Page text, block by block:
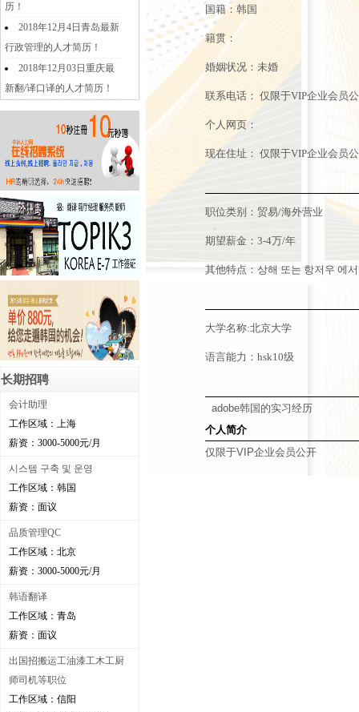
历！
2018年12月4日青岛最新
行政管理的人才简历！
2018年12月03日重庆最
新翻/译口译的人才简历！
长期招聘
会计助理
工作区域：上海
薪资：3000-5000元/月
시스템 구축 및 운영
工作区域：韩国
薪资：面议
品质管理QC
工作区域：北京
薪资：3000-5000元/月
韩语翻译
工作区域：青岛
薪资：面议
出国招搬运工油漆工木工厨
师司机等职位
工作区域：信阳
国籍：韩国
籍贯：
婚姻状况：未婚
联系电话： 仅限于VIP企业会员
个人网页：
现在住址： 仅限于VIP企业会员
职位类别：贸易/海外营业
期望薪金：3-4万/年
其他特点：상해 또는 항저우 에
大学名称:北京大学
语言能力：hsk10级
adobe韩国的实习经历
个人简介
仅限于VIP企业会员公开